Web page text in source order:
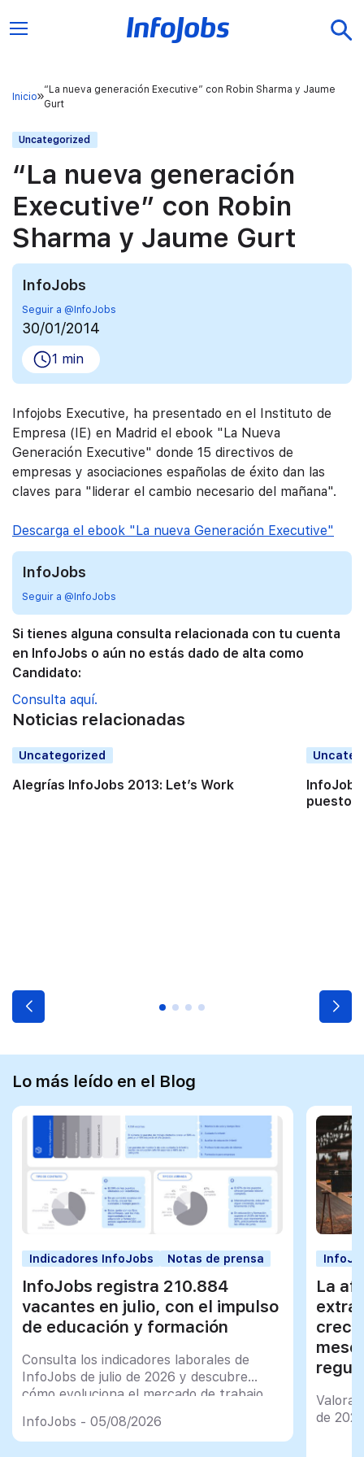
Inicio
“La nueva generación Executive” con Robin Sharma y Jaume
Gurt
Uncategorized
“La nueva generación
Executive” con Robin
Sharma y Jaume Gurt
InfoJobs
Seguir a @InfoJobs
30/01/2014
1 min
Infojobs Executive, ha presentado en el Instituto de
Empresa (IE) en Madrid el ebook "La Nueva
Generación Executive" donde 15 directivos de
empresas y asociaciones españolas de éxito dan las
claves para "liderar el cambio necesario del mañana".
Descarga el ebook "La nueva Generación Executive"
InfoJobs
Seguir a @InfoJobs
Si tienes alguna consulta relacionada con tu cuenta
en InfoJobs o aún no estás dado de alta como
Candidato:
Consulta aquí.
Noticias relacionadas
Uncategorized
Alegrías InfoJobs 2013: Let’s Work
puestos
Lo más leído en el Blog
Indicadores InfoJobs Notas de prensa
InfoJobs registra 210.884
vacantes en julio, con el impulso
de educación y formación
Consulta los indicadores laborales de
InfoJobs de julio de 2026 y descubre
cómo evoluciona el mercado de trabajo
InfoJobs - 05/08/2026
La
de